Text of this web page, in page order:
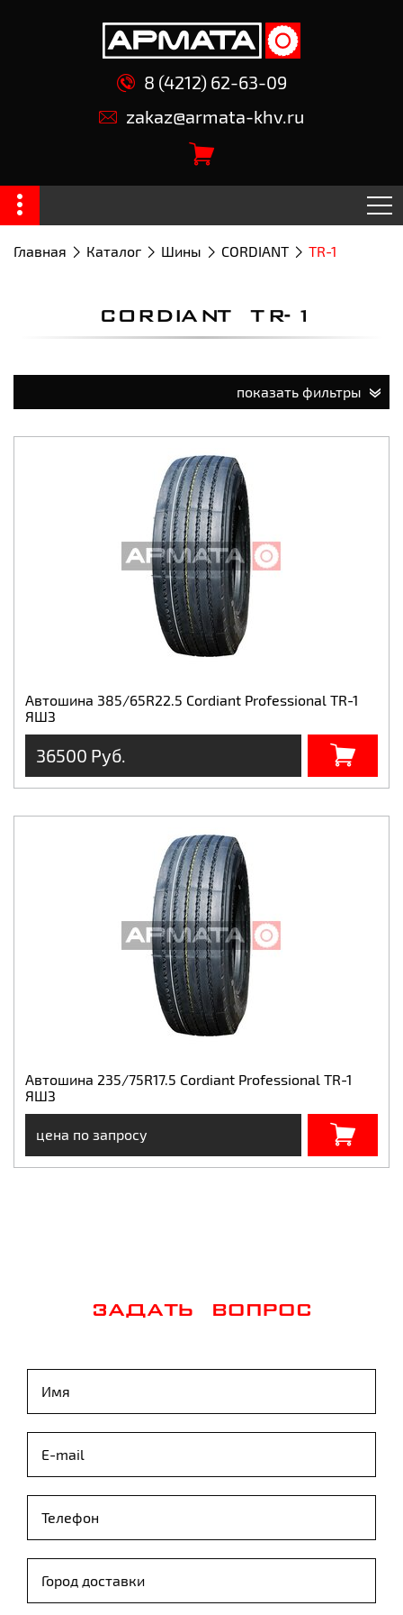
8 (4212) 62-63-09
zakaz@armata-khv.ru
Главная Каталог Шины CORDIANT TR-1
CORDIANT TR-1
показать фильтры
Автошина 385/65R22.5 Cordiant Professional TR-1
ЯШЗ
36500 Руб.
Автошина 235/75R17.5 Cordiant Professional TR-1
ЯШЗ
цена по запросу
ЗАДАТЬ ВОПРОС